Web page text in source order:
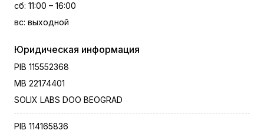
сб: 11:00 – 16:00
вс: выходной
Юридическая информация
PIB 115552368
MB 22174401
SOLIX LABS DOO BEOGRAD
PIB 114165836